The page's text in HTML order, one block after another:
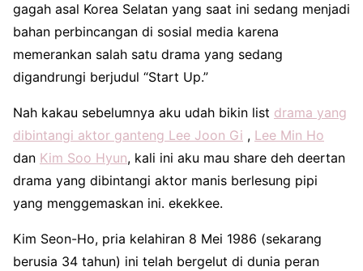
gagah asal Korea Selatan yang saat ini sedang menjadi
bahan perbincangan di sosial media karena
memerankan salah satu drama yang sedang
digandrungi berjudul “Start Up.”
Nah kakau sebelumnya aku udah bikin list drama yang
dibintangi aktor ganteng Lee Joon Gi , Lee Min Ho
dan Kim Soo Hyun, kali ini aku mau share deh deertan
drama yang dibintangi aktor manis berlesung pipi
yang menggemaskan ini. ekekkee.
Kim Seon-Ho, pria kelahiran 8 Mei 1986 (sekarang
berusia 34 tahun) ini telah bergelut di dunia peran